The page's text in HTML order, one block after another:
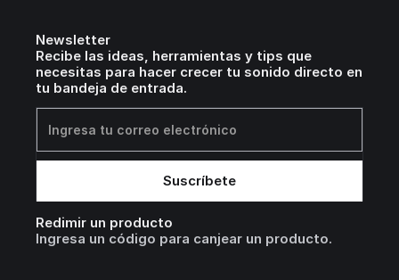
Newsletter
Recibe las ideas, herramientas y tips que
necesitas para hacer crecer tu sonido directo en
tu bandeja de entrada.
Redimir un producto
Ingresa un código para canjear un producto.